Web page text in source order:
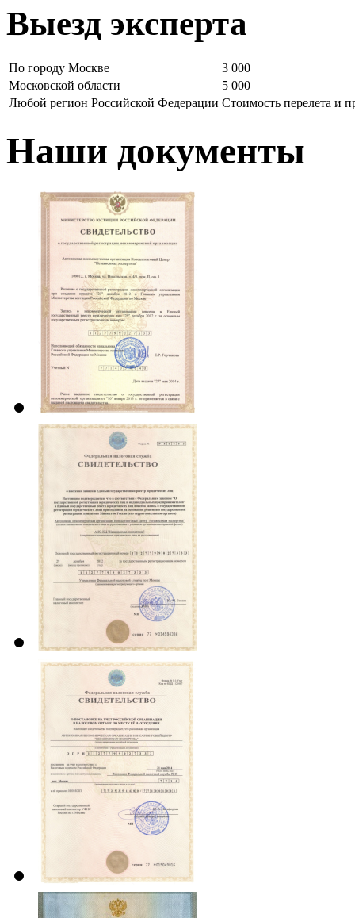
Выезд эксперта
По городу Москве
3 000
Московской области
5 000
Любой регион Российской Федерации Стоимость перелета и
Наши документы